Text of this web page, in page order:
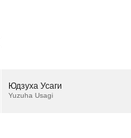
Юдзуха Усаги
Yuzuha Usagi